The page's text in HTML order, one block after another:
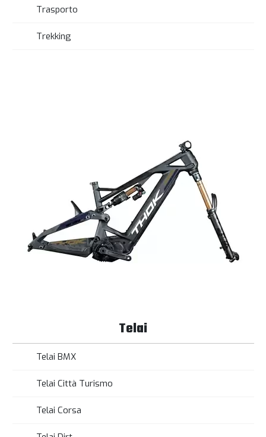
Trasporto
Trekking
Telai
Telai BMX
Telai Città Turismo
Telai Corsa